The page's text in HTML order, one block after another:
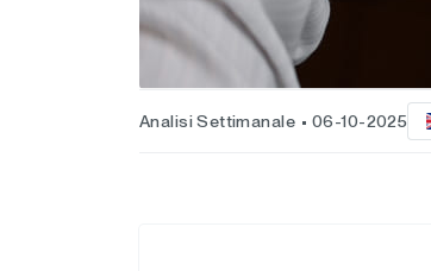
Analisi Settimanale 06-10-2025